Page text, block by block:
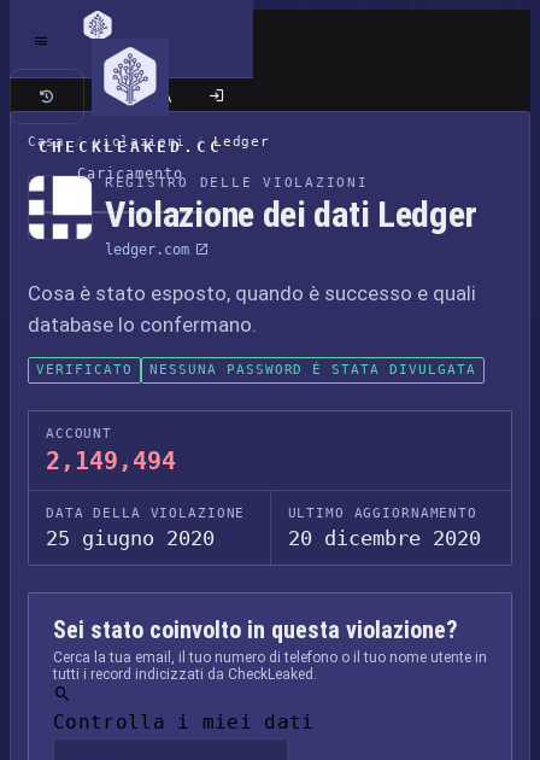
CHECKLEAKED.CC
Caricamento
Sito classico
Casa / violazioni / Ledger
REGISTRO DELLE VIOLAZIONI
Violazione dei dati Ledger
ledger.com
Cosa è stato esposto, quando è successo e quali
database lo confermano.
VERIFICATO NESSUNA PASSWORD È STATA DIVULGATA
ACCOUNT
2,149,494
DATA DELLA VIOLAZIONE
25 giugno 2020
ULTIMO AGGIORNAMENTO
20 dicembre 2020
Sei stato coinvolto in questa violazione?
Cerca la tua email, il tuo numero di telefono o il tuo nome utente in
tutti i record indicizzati da CheckLeaked.
Controlla i miei dati